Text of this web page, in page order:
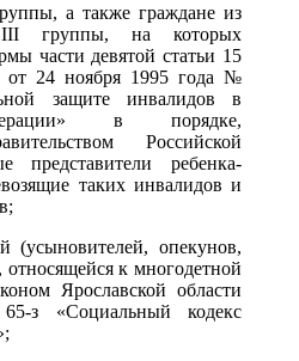
а также граждане из
III группы, на которых
части девятой статьи 15
от 24 ноября 1995 года №
защите инвалидов в
в порядке,
Российской
представители ребенка-
таких инвалидов и
(усыновителей, опекунов,
относящейся к многодетной
Ярославской области
з «Социальный кодекс